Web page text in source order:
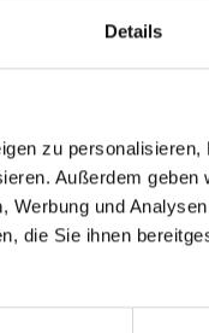
Details
zu
Außerdem
und
die Sie ihnen
Verkaufspreise in
nach oben und
das Angebot
wider. Hierdurch